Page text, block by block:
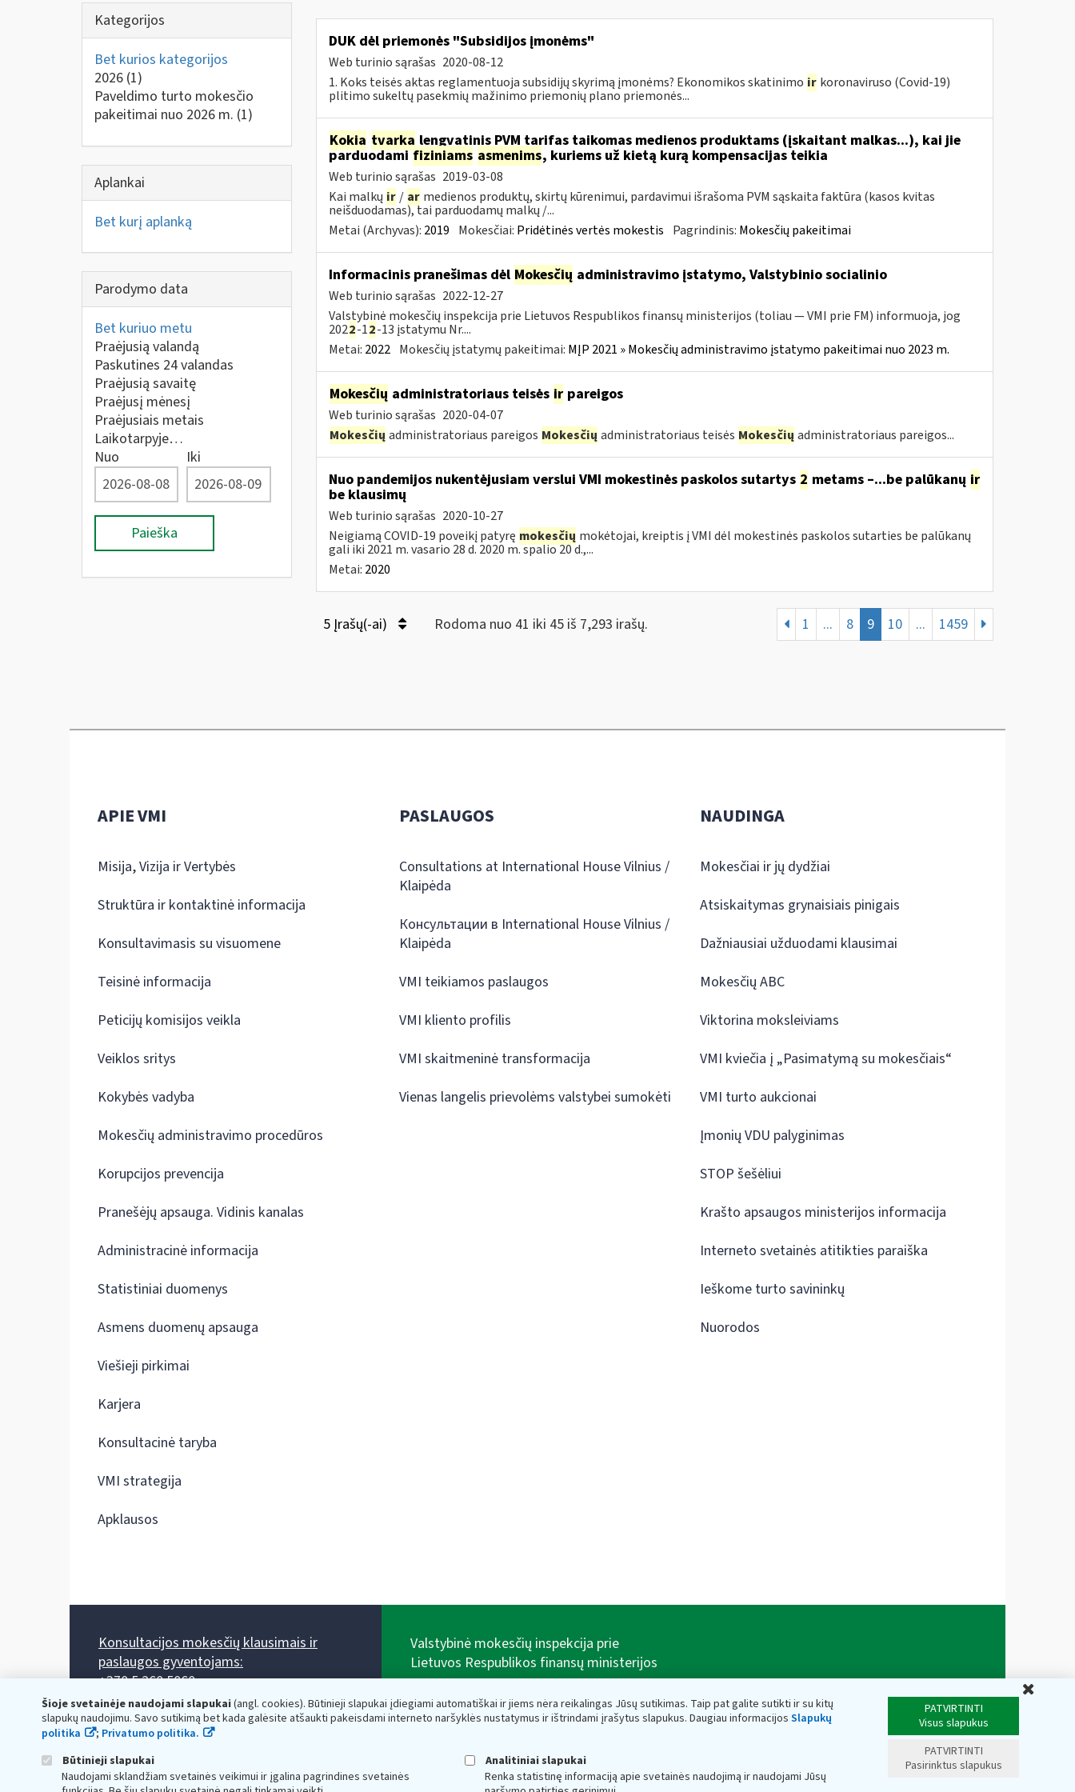
Kategorijos
Bet kurios kategorijos
2026 (1)
Paveldimo turto mokesčio
pakeitimai nuo 2026 m. (1)
Aplankai
Bet kurį aplanką
Parodymo data
Bet kuriuo metu
Praėjusią valandą
Paskutines 24 valandas
Praėjusią savaitę
Praėjusį mėnesį
Praėjusiais metais
Laikotarpyje…
Nuo
Iki
Paieška
DUK dėl priemonės "Subsidijos įmonėms"
Web turinio sąrašas 2020-08-12
1. Koks teisės aktas reglamentuoja subsidijų skyrimą įmonėms? Ekonomikos skatinimo ir koronaviruso (Covid-19)
plitimo sukeltų pasekmių mažinimo priemonių plano priemonės...
Kokia tvarkalengvatinis PVM tarifas taikomas medienos produktams (įskaitant malkas...), kai jie
parduodamifiziniams asmenims, kuriems už kietą kurą kompensacijas teikia
Web turinio sąrašas 2019-03-08
Kai malkų ir / ar medienos produktų, skirtų kūrenimui, pardavimui išrašoma PVM sąskaita faktūra (kasos kvitas
neišduodamas), tai parduodamų malkų /...
Metai (Archyvas): 2019 Mokesčiai: Pridėtinės vertės mokestis Pagrindinis: Mokesčių pakeitimai
Informacinis pranešimas dėl Mokesčių administravimo įstatymo, Valstybinio socialinio
Web turinio sąrašas 2022-12-27
Valstybinė mokesčių inspekcija prie Lietuvos Respublikos finansų ministerijos (toliau — VMI prie FM) informuoja, jog
2022-12-13 įstatymu Nr....
Metai: 2022 Mokesčių įstatymų pakeitimai: MĮP 2021 » Mokesčių administravimo įstatymo pakeitimai nuo 2023 m.
Mokesčių administratoriaus teisės irpareigos
Web turinio sąrašas 2020-04-07
Mokesčių administratoriaus pareigos Mokesčių administratoriaus teisės Mokesčių administratoriaus pareigos...
Nuo pandemijos nukentėjusiam verslui VMI mokestinės paskolos sutartys 2 metams –...be palūkanų ir
be klausimų
Web turinio sąrašas 2020-10-27
Neigiamą COVID-19 poveikį patyrę mokesčių mokėtojai, kreiptis į VMI dėl mokestinės paskolos sutarties be palūkanų
gali iki 2021 m. vasario 28 d. 2020 m. spalio 20 d.,...
Metai: 2020
5 Įrašų(-ai) Rodoma nuo 41 iki 45 iš 7,293 irašų. 1 ... 8 9 10 ... 1459
Šioje svetainėje naudojami slapukai(angl. cookies). Būtinieji slapukai įdiegiami automatiškai ir jiems nėra reikalingas Jūsų sutikimas. Taip pat galite sutikti ir su kitų
slapukų naudojimu. Savo sutikimą bet kada galėsite atšaukti pakeisdami interneto naršyklės nustatymus ir ištrindami įrašytus slapukus. Daugiau informacijos Slapukų
politika
; Privatumo politika.
Būtinieji slapukai
Naudojami sklandžiam svetainės veikimui ir įgalina pagrindines svetainės
Analitiniai slapukai
Renka statistinę informaciją apie svetainės naudojimą ir naudojami Jūsų
PATVIRTINTI
Visus slapukus
PATVIRTINTI
Pasirinktus slapukus
APIE VMI
Misija, Vizija ir Vertybės
Struktūra ir kontaktinė informacija
Konsultavimasis su visuomene
Teisinė informacija
Peticijų komisijos veikla
Veiklos sritys
Kokybės vadyba
Mokesčių administravimo procedūros
Korupcijos prevencija
Pranešėjų apsauga. Vidinis kanalas
Administracinė informacija
Statistiniai duomenys
Asmens duomenų apsauga
Viešieji pirkimai
Karjera
Konsultacinė taryba
VMI strategija
Apklausos
PASLAUGOS
Consultations at International House Vilnius /
Klaipėda
Консультации в International House Vilnius /
Klaipėda
VMI teikiamos paslaugos
VMI kliento profilis
VMI skaitmeninė transformacija
Vienas langelis prievolėms valstybei sumokėti
NAUDINGA
Mokesčiai ir jų dydžiai
Atsiskaitymas grynaisiais pinigais
Dažniausiai užduodami klausimai
Mokesčių ABC
Viktorina moksleiviams
VMI kviečia į „Pasimatymą su mokesčiais“
VMI turto aukcionai
Įmonių VDU palyginimas
STOP šešėliui
Krašto apsaugos ministerijos informacija
Interneto svetainės atitikties paraiška
Ieškome turto savininkų
Nuorodos
Konsultacijos mokesčių klausimais ir
paslaugos gyventojams:
+370 5 260 5060
Darbo laikas: I-IV 8.00-17.00, V 8.00-15.45.
Prieššventinę dieną - viena valanda trumpiau.
Kiekvieno mėnesio antrą penktadienį 8.00 val. - 12.00 val.
Mano VMI
Valstybinė mokesčių inspekcija prie
Lietuvos Respublikos finansų ministerijos
adresas: Vasario 16-osios g. 14, 01107 Vilnius, Lietuva,
el.paštas:vmi@vmi.lt, E. pristatymo dėžutės adresas
Lietuvos Respublikos finansų ministerijos kaupiami ir
saugomi Juridinių asmenų registre